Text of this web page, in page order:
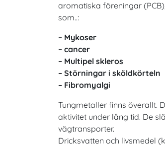
aromatiska föreningar
som..:
– Mykoser
– cancer
– Multipel skleros
– Störningar i sköldkörteln
– Fibromyalgi
Tungmetaller finns överallt.
aktivitet under lång tid. De
vägtransporter.
Dricksvatten och livsmedel